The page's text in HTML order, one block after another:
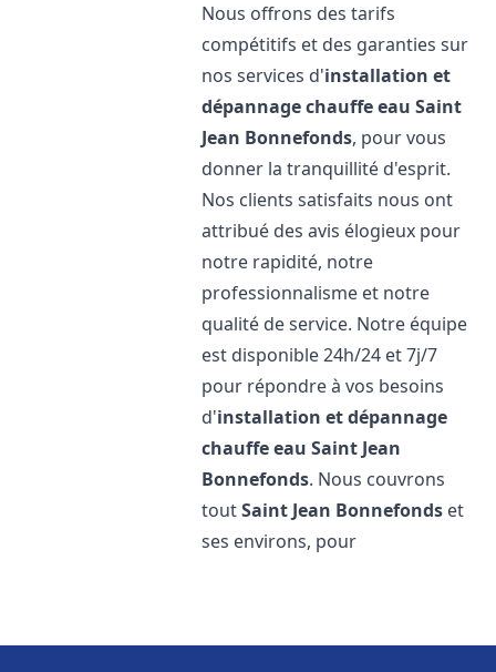
Nous offrons des tarifs
compétitifs et des garanties sur
nos services d'installation et
dépannage chauffe eau Saint
Jean Bonnefonds, pour vous
donner la tranquillité d'esprit.
Nos clients satisfaits nous ont
attribué des avis élogieux pour
notre rapidité, notre
professionnalisme et notre
qualité de service. Notre équipe
est disponible 24h/24 et 7j/7
pour répondre à vos besoins
d'installation et dépannage
chauffe eau Saint Jean
Bonnefonds. Nous couvrons
toutSaint Jean Bonnefonds et
ses environs, pour